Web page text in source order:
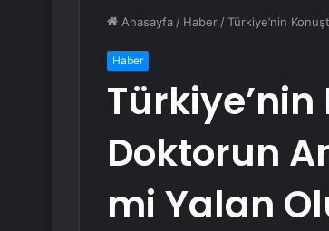
Anasayfa / Haber /Türkiye’nin
Haber
Doktorun
mi Yalan